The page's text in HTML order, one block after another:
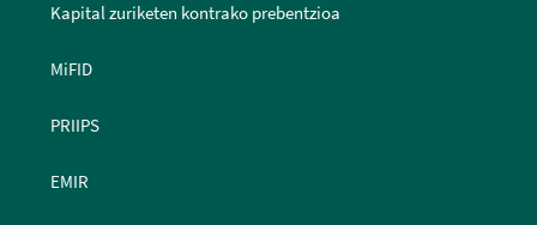
Kapital zuriketen kontrako prebentzioa
MiFID
PRIIPS
EMIR